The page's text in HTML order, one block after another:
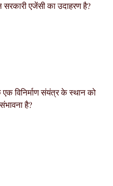
एजेंसी का उदाहरण है?
विनिर्माण संयंत्र के स्थान को
है?